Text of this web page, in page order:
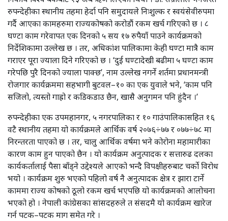
रुपन्देहीका स्थानीय तहमा हेर्दा पनि समुदायले निःशुल्क र स्वयंसेवीरुपमा
गर्दै आएका कामहरुमा राज्यकोषको करोडौं रकम खर्च गरिएको छ । ८
घण्टा काम गरेवापत एक दिनको ५ सय १७ रुपैयाँ पाउने कार्यक्रमको
निर्देशिकामा उल्लेख छ । तर, अधिकांश पालिकामा केही घण्टा मात्रै काम
गराएर पूरा ज्याला दिने गरिएको छ । ‘दुई घण्टादेखी बढीमा ५ घण्टा काम
गरेपछि पुरै दिनको ज्याला पाक्छ’, नाम उल्लेख नगर्ने शर्तमा प्रधानमन्त्री
रोजगार कार्यक्रममा सहभागी बुटवल–१० का एक युवाले भने, ‘काम पनि
सजिलो, त्यस्तो गाह्रो र कडिकडाउ छैन, खासै अनुगमन पनि हुंदैन ।’
रुपन्देहीका एक उपमहानगर, ५ नगरपालिका र १० गाउंपालिकासहित १६
वटै स्थानीय तहमा यो कार्यक्रमले आर्थिक वर्ष २०७६÷७७ र ०७७÷७८ मा
निरन्तरता पाएको छ । तर, चालु आर्थिक वर्षमा भने कोरोना महामारीका
कारण काम हुन पाएको छैन । यो कार्यक्रम अनुत्पादक र सत्तारुढ दलका
कार्यकर्तालाई पैसा बाँड्ने उद्देश्यले आएको भन्दै विपक्षीहरुबाट चर्को विरोध
भयो । कार्यक्रम शुरु भएको पहिलो वर्ष नै अनुत्पादक क्षेत्र र झारा टार्ने
काममा राज्य कोषको ठूलो रकम खर्च भएपछि यो कार्यक्रमको आलोचना
भएको हो । नेपाली कांग्रेसका सांसदहरुले त संसदमै यो कार्यक्रम खारेज
गर्न पटक–पटक माग समेत गरे ।